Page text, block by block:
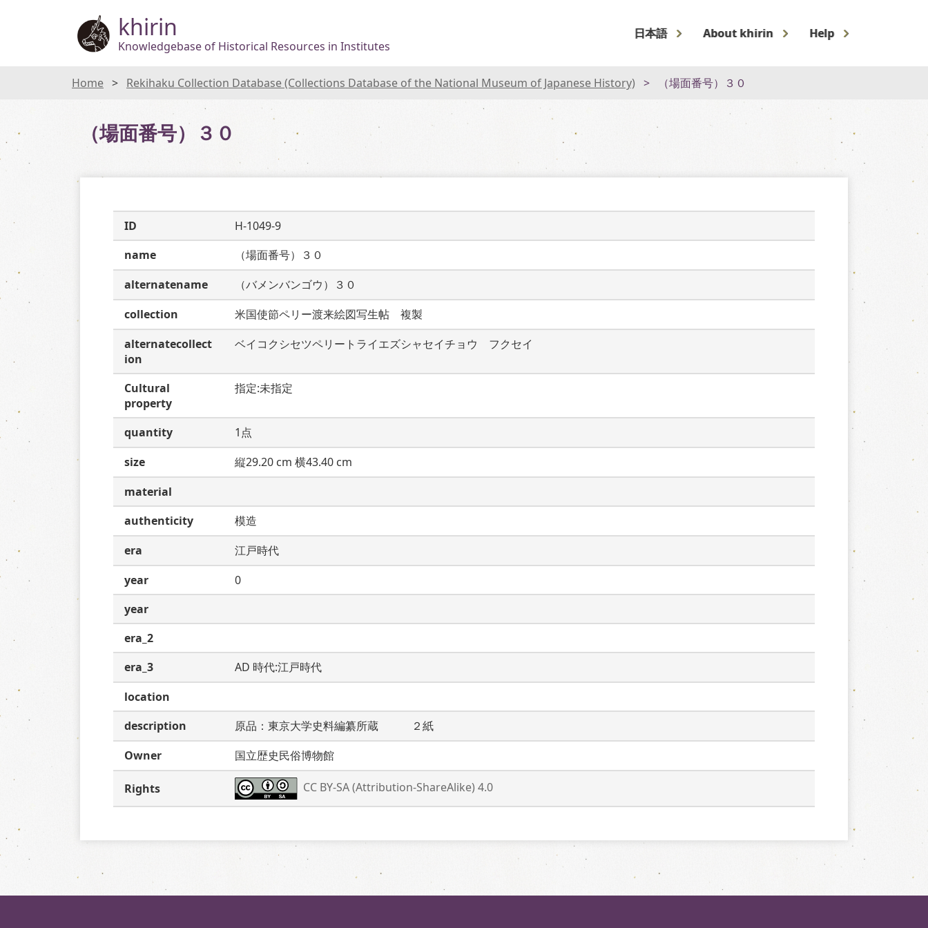
khirin
Knowledgebase of Historical Resources in Institutes
日本語 About khirin Help
Home Rekihaku Collection Database (Collections Database of the National Museum of Japanese History) （場面番号）３０
（場面番号）３０
ID
H-1049-9
name
（場面番号）３０
alternatename
（バメンバンゴウ）３０
collection
米国使節ペリー渡来絵図写生帖　複製
alternatecollect
ion
ベイコクシセツペリートライエズシャセイチョウ　フクセイ
Cultural
property
指定:未指定
quantity
1点
size
縦29.20 cm 横43.40 cm
material
authenticity
模造
era
江戸時代
year
0
year
era_2
era_3
AD 時代:江戸時代
location
description
原品：東京大学史料編纂所蔵　　　２紙
Owner
国立歴史民俗博物館
Rights CC BY-SA (Attribution-ShareAlike) 4.0